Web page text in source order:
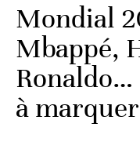
Mondial
Mbappé,
Ronaldo…
à